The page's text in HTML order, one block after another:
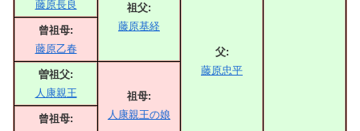
藤原長良
祖父:
藤原基経
父:
藤原忠平
曾祖母:
藤原乙春
曽祖父:
人康親王
祖母:
人康親王の娘
曾祖母: